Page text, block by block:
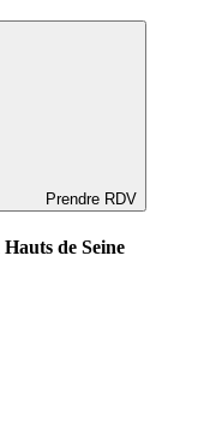
Prendre RDV
de Seine